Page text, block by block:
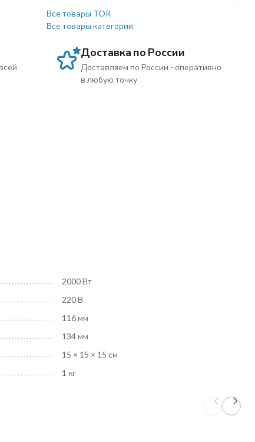
Все товары TOR
Все товары категории
Доставка по России
Доставляем по России - оперативно
в любую точку
2000 Вт
220 В
116 мм
134 мм
15 × 15 × 15 см
1 кг